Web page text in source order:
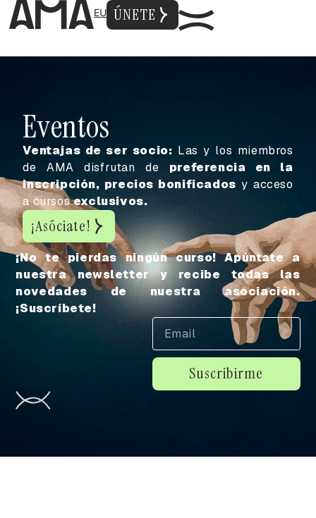
EU ÚNETE
Eventos
Ventajas de ser socio: Las y los miembros
de AMA disfrutan de preferencia en la
inscripción, precios bonificados y acceso
a cursosexclusivos.
¡Asóciate!
¡No te pierdas ningún curso! Apúntate a
nuestra newsletter y recibe todas las
novedades de nuestra asociación.
¡Suscríbete!
Suscribirme